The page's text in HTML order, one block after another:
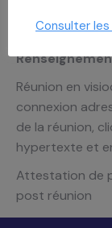
Réunion en
connexion
de la réunion,
hypertexte et
Attestation de
post réunion
Consulter